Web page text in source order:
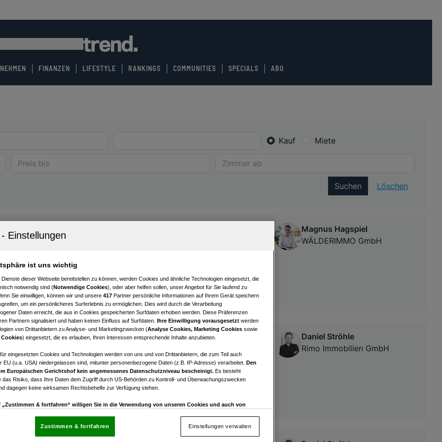
FINANZEN LIFESTYLE RANKINGS COMMUNITIES SPECIALS ABO
Kauf Miete
Suchen Löschen
Wohnung mit Loggia inkl. TG-Stellplatz und
3
Zimmer
€ 372.000,00
Kaufpreis
Magnus Hagspiel
WÄLDERIMMO GmbH
2
Zimmer
€ 399.000,00
Kaufpreis
Daniel Ströhle
Rimo Immobilien GmbH
ist uns wichtig
Dienste dieser Webseite bereitstellen zu können, werden Cookies und ähnliche Technologien eingesetzt, die
notwendig sind (Notwendige Cookies), oder aber helfen sollen, unser Angebot für Sie laufend zu
Sie einwilligen, können wir und unsere 417 Partner persönliche Informationen auf Ihrem Gerät speichern
um ein persönlicheres Surferlebnis zu ermöglichen. Dies wird durch die Verarbeitung
Daten erreicht, die aus in Cookies gespeicherten Surfdaten erhoben werden. Diese Präferenzen
Partnern signalisiert und haben keinen Einfluss auf Surfdaten. Ihre Einwilligung vorausgesetzt werden
von Drittanbietern zu Analyse- und Marketingzwecken (Analyse Cookies, Marketing Cookies sowie
) eingesetzt, die es erlauben, Ihren Interessen entsprechende Inhalte anzubieten.
eingesetzten Cookies und Technologien werden von uns und von Drittanbietern, die zum Teil auch
EU (u.a. USA) niedergelassen sind, mitunter personenbezogene Daten (z.B. IP-Adresse) verarbeitet. Den
Europäischen Gerichtshof kein angemessenes Datenschutzniveau bescheinigt. Es besteht
das Risiko, dass Ihre Daten dem Zugriff durch US-Behörden zu Kontroll- und Überwachungszwecken
dagegen keine wirksamen Rechtsbehelfe zur Verfügung stehen.
„Zustimmen & fortfahren“ willigen Sie in die Verwendung von unseren Cookies und auch von
die sich auf jeder Seite unten im Footer befinden.
Einstellungen verwalten
Zustimmen & fortfahren